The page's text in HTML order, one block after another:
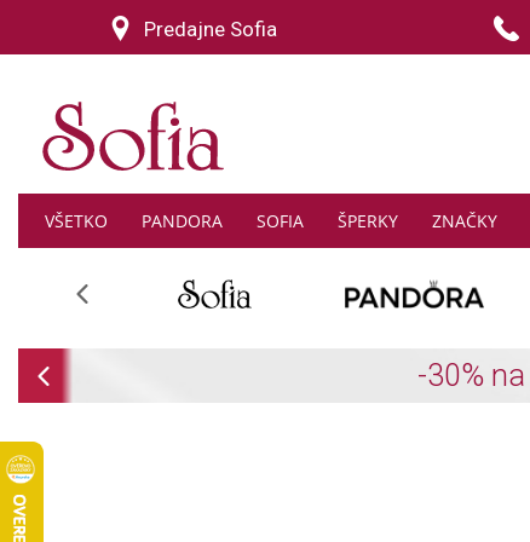
Predajne Sofia
VŠETKO PANDORA SOFIA ŠPERKY ZNAČKY